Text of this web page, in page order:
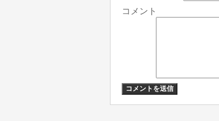
コメント